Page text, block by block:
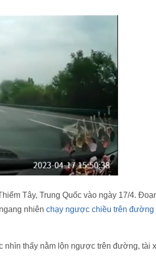
Tây, Trung Quốc vào ngày 17/4.
nhiên chạy ngược chiều trên đường
nhìn thấy nằm lộn ngược trên đường, tài